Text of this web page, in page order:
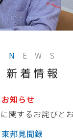
N EWS
新着情報
お知らせ
関するお詫びと
東邦見聞録